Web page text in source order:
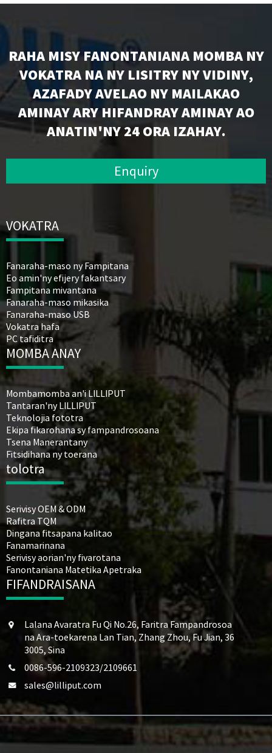
RAHA MISY FANONTANIANA MOMBA NY
VOKATRA NA NY LISITRY NY VIDINY,
AZAFADY AVELAO NY MAILAKAO
AMINAY ARY HIFANDRAY AMINAY AO
ANATIN'NY 24 ORA IZAHAY.
Enquiry
VOKATRA
Fanaraha-maso ny Fampitana
Eo amin'ny efijery fakantsary
Fampitana mivantana
Fanaraha-maso mikasika
Fanaraha-maso USB
Vokatra hafa
PC tafiditra
MOMBA ANAY
Mombamomba an'i LILLIPUT
Tantaran'ny LILLIPUT
Teknolojia fototra
Ekipa fikarohana sy fampandrosoana
Tsena Manerantany
Fitsidihana ny toerana
tolotra
Serivisy OEM & ODM
Rafitra TQM
Dingana fitsapana kalitao
Fanamarinana
Serivisy aorian'ny fivarotana
Fanontaniana Matetika Apetraka
FIFANDRAISANA
Lalana Avaratra Fu Qi No.26, Faritra Fampandrosoa
na Ara-toekarena Lan Tian, ​​Zhang Zhou, Fu Jian, 36
3005, Sina
0086-596-2109323/2109661
sales@lilliput.com